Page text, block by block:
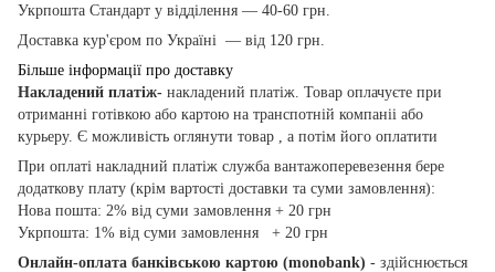
Укрпошта Стандарт у відділення — 40-60 грн.
Доставка кур'єром по Україні — від 120 грн.
Більше інформації про доставку
Накладений платіж- накладений платіж. Товар оплачуєте при
отриманні готівкою або картою на транспотній компаніі або
курьеру. Є можливість оглянути товар , а потім його оплатити
При оплаті накладний платіж служба вантажоперевезення бере
додаткову плату (крім вартості доставки та суми замовлення):
Нова пошта: 2% від суми замовлення + 20 грн
Укрпошта: 1% від суми замовлення + 20 грн
Онлайн-оплата банківською картою (monobank) - здійснюється